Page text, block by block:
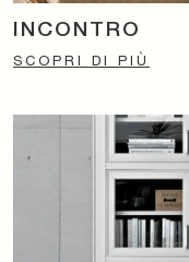
INCONTRO
SCOPRI DI PIÙ